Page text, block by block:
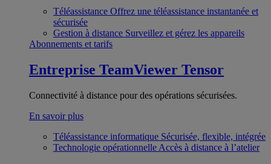
Téléassistance Offrez une téléassistance instantanée et
sécurisée
Gestion à distance Surveillez et gérez les appareils
Abonnements et tarifs
Entreprise TeamViewer Tensor
Connectivité à distance pour des opérations sécurisées.
En savoir plus
Téléassistance informatique Sécurisée, flexible, intégrée
Technologie opérationnelle Accès à distance à l’atelier